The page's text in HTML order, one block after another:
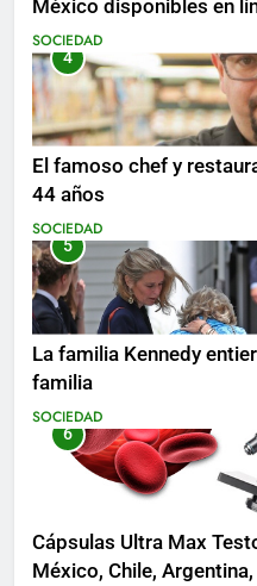
México disponibles en
SOCIEDAD
4
El famoso chef y
44 años
SOCIEDAD
5
La familia Kennedy
familia
SOCIEDAD
6
Cápsulas Ultra Max
México, Chile,